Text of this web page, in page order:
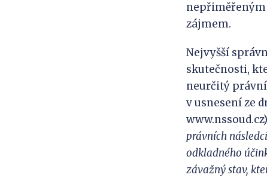
nepřiměřeným
zájmem.
Nejvyšší
skutečnosti,
neurčitý
v usnesení ze
právních
odkladného
závažný stav,